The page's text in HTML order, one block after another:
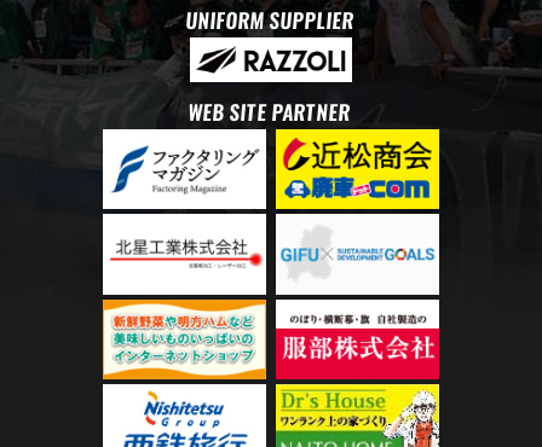
UNIFORM SUPPLIER
WEB SITE PARTNER